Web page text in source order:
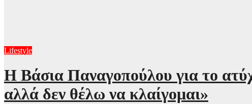
Lifestyle
Η Βάσια Παναγοπούλου για το
αλλά δεν θέλω να κλαίγομαι»